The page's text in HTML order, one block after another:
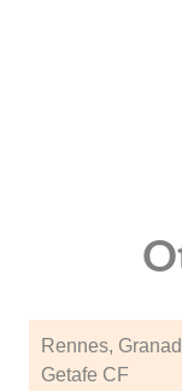
Rennes,
Getafe CF